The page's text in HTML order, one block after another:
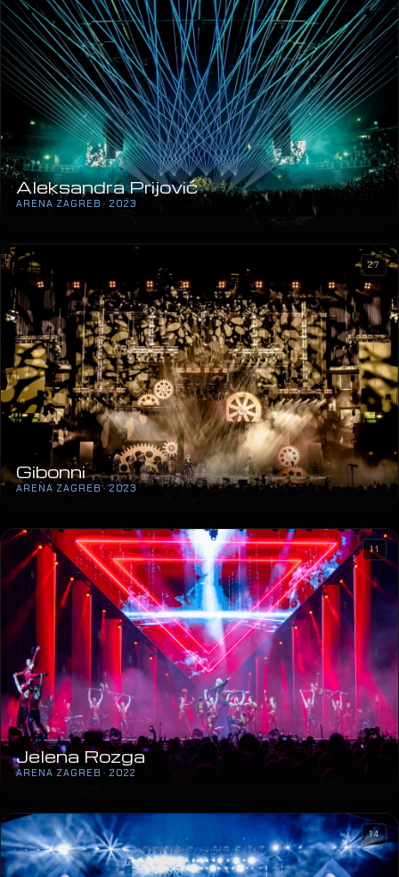
Aleksandra Prijović
ARENA ZAGREB · 2023
Gibonni
ARENA ZAGREB · 2023
27
Jelena Rozga
ARENA ZAGREB · 2022
11
14